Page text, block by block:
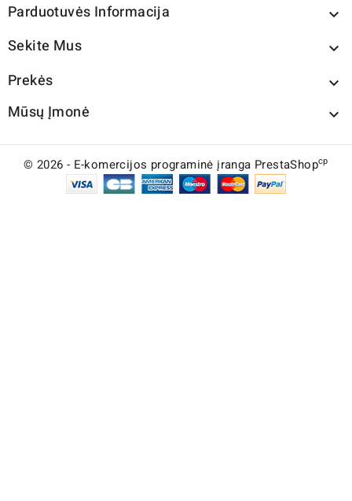
Parduotuvės Informacija 
Sekite Mus 
Prekės 
Mūsų Įmonė 
© 2026 - E-komercijos programinė įranga PrestaShopcp